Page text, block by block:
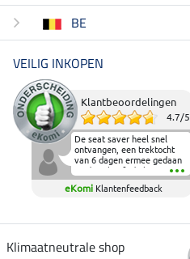
BE
VEILIG INKOPEN
Klantbeoordelingen
4.7/5
De seat saver heel snel
ontvangen, een trektocht
van 6 dagen ermee gedaan
en deze heeft de beproeving
fantastisch doorstaan.
Heerlijk zacht om op te
elkaar in het zadel.
eKomi Klantenfeedback
Klimaatneutrale shop